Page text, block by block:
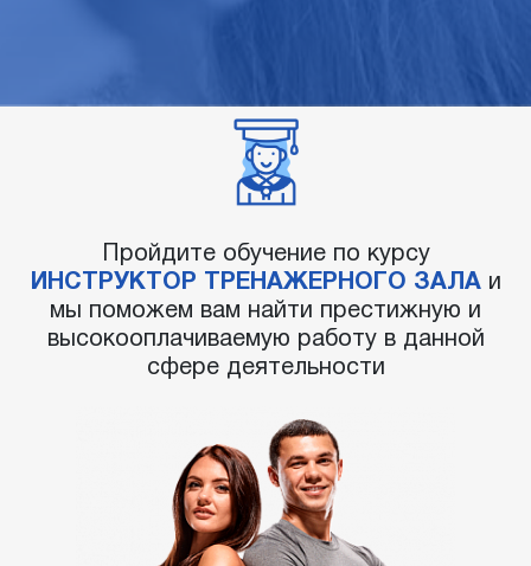
Пройдите обучение по курсу
ИНСТРУКТОР ТРЕНАЖЕРНОГО ЗАЛАи
мы поможем вам найти престижную и
высокооплачиваемую работу в данной
сфере деятельности